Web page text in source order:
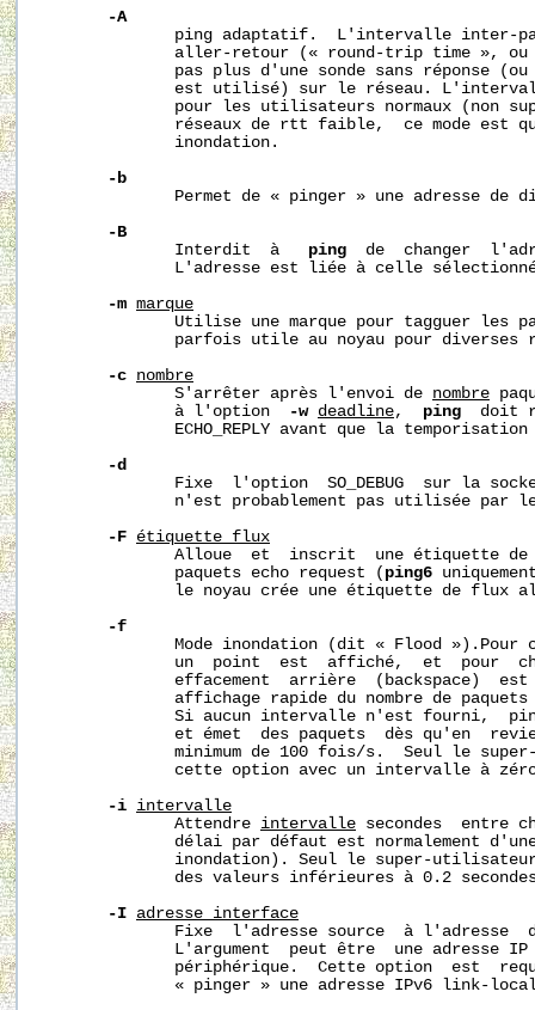
-A
ping adaptatif.  L'intervalle inter-
aller-retour (« round-trip time »,
pas plus d'une sonde sans réponse
est utilisé) sur le réseau.
pour les utilisateurs normaux (non
réseaux de rtt faible,  ce mode est
              inondation.
-b
Permet de « pinger » une adresse de
-B
              Interdit  à
ping
de  changer
L'adresse est liée à celle
-m marque
Utilise une marque pour tagguer les
parfois utile au noyau pour diverses
-c nombre
              S'arrêter après l'envoi de
nombre
              à l'option
-w deadline, ping
doit
ECHO_REPLY avant que la temporisation
-d
Fixe  l'option  SO_DEBUG  sur la
n'est probablement pas utilisée par
-F étiquette_flux
Alloue  et  inscrit  une étiquette
              paquets echo request (
ping6
le noyau crée une étiquette de flux
-f
Mode inondation (dit « Flood »).Pour
un  point  est  affiché,  et  pour
effacement  arrière  (backspace)
affichage rapide du nombre de
Si aucun intervalle n'est fourni,
et émet  des paquets  dès qu'en
minimum de 100 fois/s.  Seul le
cette option avec un intervalle à
-i intervalle
              Attendre
intervalle secondes  entre
délai par défaut est normalement
inondation). Seul le super-
des valeurs inférieures à 0.2
-I adresse_interface
Fixe  l'adresse source  à l'adresse
L'argument  peut être  une adresse
périphérique.  Cette option  est
« pinger » une adresse IPv6 link-